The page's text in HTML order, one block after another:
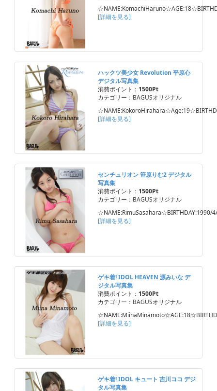
[詳細を見る]
ハックツ美少女 Revolution 平原心
デジタル写真集
消費ポイント： 1500Pt
カテゴリー：BAGUSオリジナル
[詳細を見る]
センチュリオン 笹原りむ2 デジタル
写真集
消費ポイント： 1500Pt
カテゴリー：BAGUSオリジナル
☆NAME:RimuSasahara☆BIRTHDAY:1990/
[詳細を見る]
ゲキ着! IDOL HEAVEN 源みいな デ
ジタル写真集
消費ポイント： 1500Pt
カテゴリー：BAGUSオリジナル
[詳細を見る]
ゲキ着! IDOL キュート 吉川ココ デジ
タル写真集